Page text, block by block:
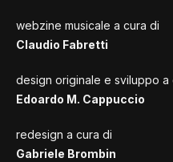
webzine musicale a cura di
Claudio Fabretti
design originale e sviluppo a
Edoardo M. Cappuccio
redesign a cura di
Gabriele Brombin